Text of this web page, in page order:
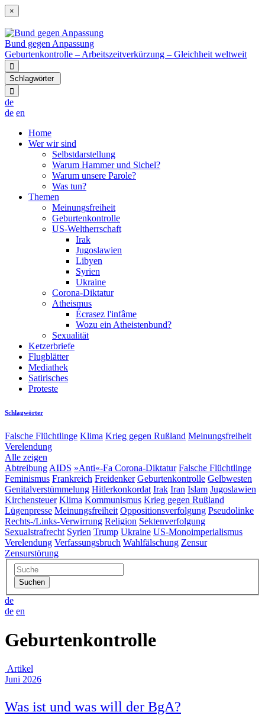
×
Bund gegen Anpassung
Geburtenkontrolle – Arbeitszeitverkürzung – Gleichheit weltweit
Schlagwörter
de
de en
Home
Wer wir sind
Selbstdarstellung
Warum Hammer und Sichel?
Warum unsere Parole?
Was tun?
Themen
Meinungsfreiheit
Geburtenkontrolle
US-Weltherrschaft
Irak
Jugoslawien
Libyen
Syrien
Ukraine
Corona-Diktatur
Atheismus
Écrasez l'infâme
Wozu ein Atheistenbund?
Sexualität
Ketzerbriefe
Flugblätter
Mediathek
Satirisches
Proteste
Schlagwörter
Falsche Flüchtlinge Klima Krieg gegen Rußland Meinungsfreiheit
Verelendung
Alle zeigen
Abtreibung AIDS »Anti«-Fa Corona-Diktatur Falsche Flüchtlinge
Feminismus Frankreich Freidenker Geburtenkontrolle Gelbwesten
Genitalverstümmelung Hitlerkonkordat Irak Iran Islam Jugoslawien
Kirchensteuer Klima Kommunismus Krieg gegen Rußland
Lügenpresse Meinungsfreiheit Oppositionsverfolgung Pseudolinke
Rechts-/Links-Verwirrung Religion Sektenverfolgung
Sexualstrafrecht Syrien Trump Ukraine US-Monoimperialismus
Verelendung Verfassungsbruch Wahlfälschung Zensur
Zensurstörung
de
de en
Geburtenkontrolle
Artikel
Juni 2026
Was ist und was will der BgA?